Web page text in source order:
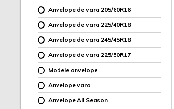
Anvelope de vara 205/60R16
Anvelope de vara 225/40R18
Anvelope de vara 245/45R18
Anvelope de vara 225/50R17
Modele anvelope
Anvelope vara
Anvelope All Season